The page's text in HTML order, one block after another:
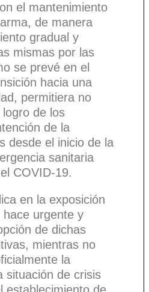
el mantenimiento
de manera
gradual y
mismas por las
se prevé en el
hacia una
permitiera no
de los
de la
desde el inicio de la
sanitaria
COVID-19.
en la exposición
urgente y
de dichas
mientras no
la
situación de crisis